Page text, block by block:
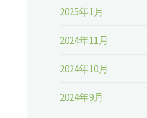
2025年1月
2024年11月
2024年10月
2024年9月